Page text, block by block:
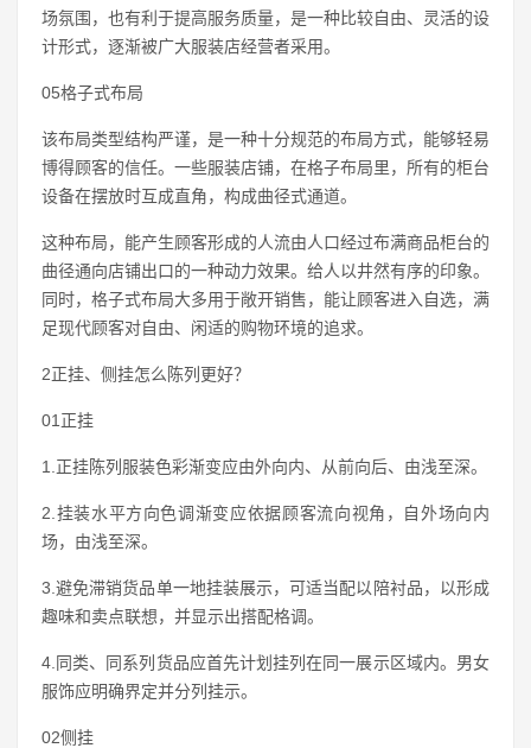
场氛围，也有利于提高服务质量，是一种比较自由、灵活的设
计形式，逐渐被广大服装店经营者采用。
05格子式布局
该布局类型结构严谨，是一种十分规范的布局方式，能够轻易
博得顾客的信任。一些服装店铺，在格子布局里，所有的柜台
设备在摆放时互成直角，构成曲径式通道。
这种布局，能产生顾客形成的人流由人口经过布满商品柜台的
曲径通向店铺出口的一种动力效果。给人以井然有序的印象。
同时，格子式布局大多用于敞开销售，能让顾客进入自选，满
足现代顾客对自由、闲适的购物环境的追求。
2正挂、侧挂怎么陈列更好？
01正挂
1.正挂陈列服装色彩渐变应由外向内、从前向后、由浅至深。
2.挂装水平方向色调渐变应依据顾客流向视角，自外场向内
场，由浅至深。
3.避免滞销货品单一地挂装展示，可适当配以陪衬品，以形成
趣味和卖点联想，并显示出搭配格调。
4.同类、同系列货品应首先计划挂列在同一展示区域内。男女
服饰应明确界定并分列挂示。
02侧挂